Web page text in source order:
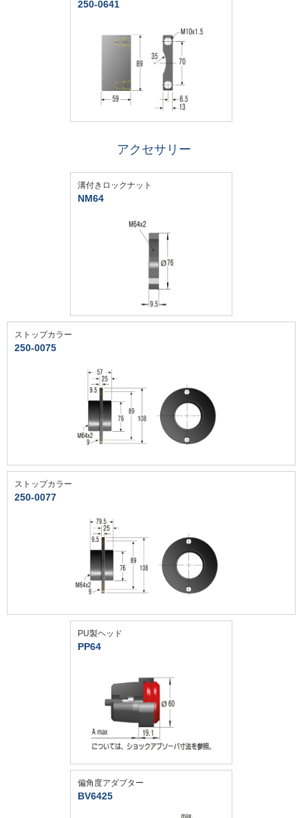
250-0641
アクセサリー
溝付きロックナット
NM64
ストップカラー
250-0075
ストップカラー
250-0077
PU製ヘッド
PP64
偏角度アダプター
BV6425